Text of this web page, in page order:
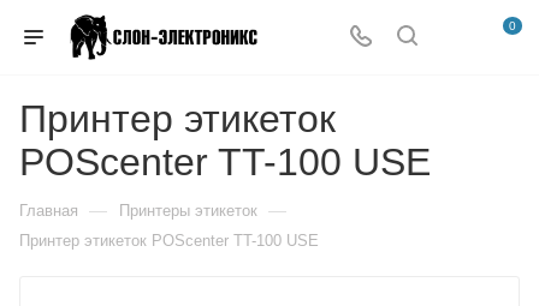
0
Принтер этикеток
POScenter TT-100 USE
Главная — Принтеры этикеток —
Принтер этикеток POScenter TT-100 USE